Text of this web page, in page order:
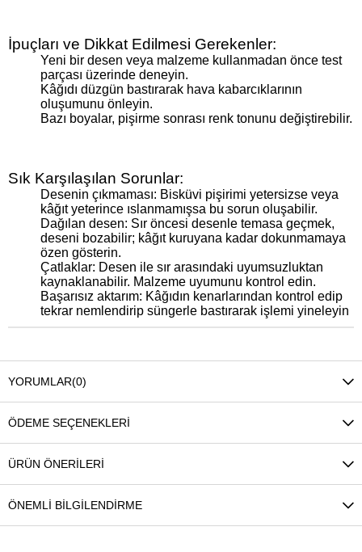
İpuçları ve Dikkat Edilmesi Gerekenler:
Yeni bir desen veya malzeme kullanmadan önce test
parçası üzerinde deneyin.
Kâğıdı düzgün bastırarak hava kabarcıklarının
oluşumunu önleyin.
Bazı boyalar, pişirme sonrası renk tonunu değiştirebilir.
Sık Karşılaşılan Sorunlar:
Desenin çıkmaması: Bisküvi pişirimi yetersizse veya
kâğıt yeterince ıslanmamışsa bu sorun oluşabilir.
Dağılan desen: Sır öncesi desenle temasa geçmek,
deseni bozabilir; kâğıt kuruyana kadar dokunmamaya
özen gösterin.
Çatlaklar: Desen ile sır arasındaki uyumsuzluktan
kaynaklanabilir. Malzeme uyumunu kontrol edin.
Başarısız aktarım: Kâğıdın kenarlarından kontrol edip
tekrar nemlendirip süngerle bastırarak işlemi yineleyin
YORUMLAR(0)
ÖDEME SEÇENEKLERI
ÜRÜN ÖNERILERI
ÖNEMLI BILGILENDIRME